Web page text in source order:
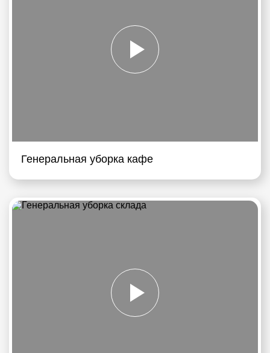
Генеральная уборка кафе